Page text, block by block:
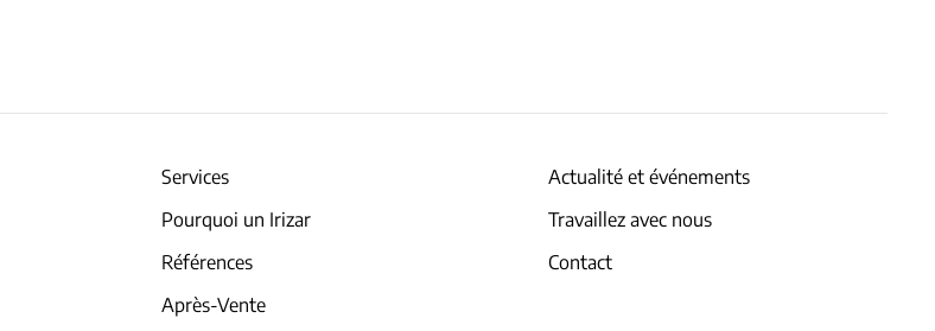
Services
Pourquoi un Irizar
Références
Après-Vente
Actualité et événements
Travaillez avec nous
Contact